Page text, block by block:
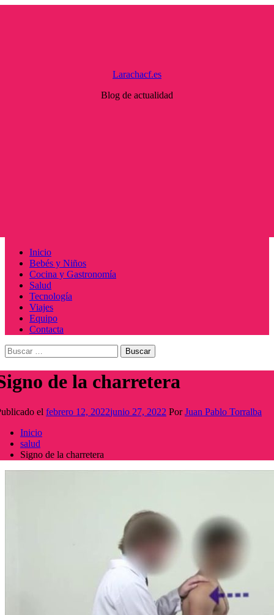
Larachacf.es
Blog de actualidad
Menú
principal
Inicio
Bebés y Niños
Cocina y Gastronomía
Salud
Tecnología
Viajes
Equipo
Contacta
Buscar:
de la charretera
el febrero 12, 2022junio 27, 2022 PorJuan Pablo Torralba
Inicio
salud
Signo de la charretera